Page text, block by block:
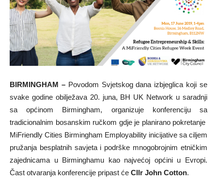
BIRMINGHAM –Povodom Svjetskog dana izbjeglica koji se
svake godine obilježava 20. juna, BH UK Network u saradnji
sa općinom Birmingham, organizuje konferenciju sa
tradicionalnim bosanskim ručkom gdje je planirano pokretanje
MiFriendly Cities Birmingham Employability inicijative sa ciljem
pružanja besplatnih savjeta i podrške mnogobrojnim etničkim
zajednicama u Birminghamu kao najvećoj općini u Evropi.
Čast otvaranja konferencije pripast će Cllr John Cotton.